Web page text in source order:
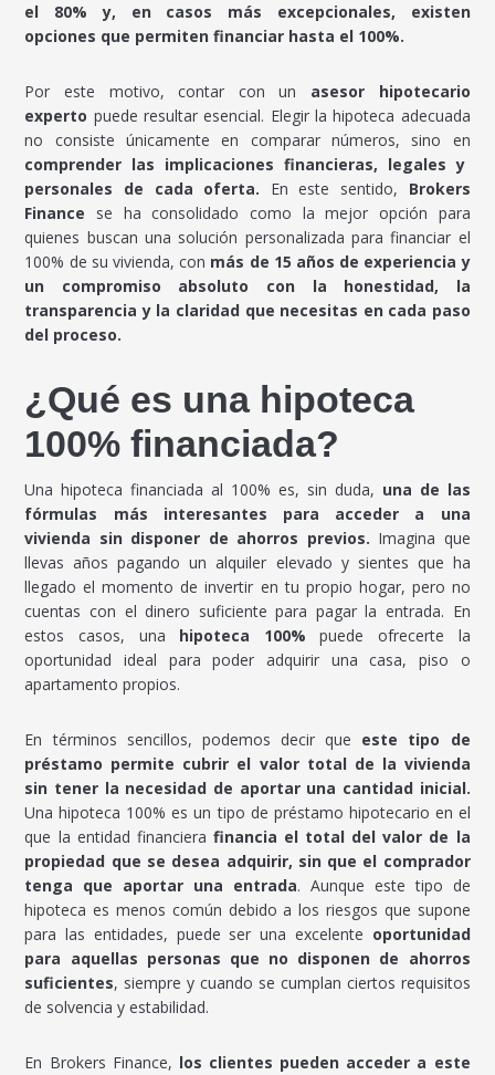
el 80% y, en casos más excepcionales, existen
opciones que permiten financiar hasta el 100%.
Por este motivo, contar con un asesor hipotecario
experto puede resultar esencial. Elegir la hipoteca adecuada
no consiste únicamente en comparar números, sino en
comprender las implicaciones financieras, legales y
personales de cada oferta. En este sentido, Brokers
Finance se ha consolidado como la mejor opción para
quienes buscan una solución personalizada para financiar el
100% de su vivienda, con más de 15 años de experiencia y
un compromiso absoluto con la honestidad, la
transparencia y la claridad que necesitas en cada paso
del proceso.
¿Qué es una hipoteca
100% financiada?
Una hipoteca financiada al 100% es, sin duda, una de las
fórmulas más interesantes para acceder a una
vivienda sin disponer de ahorros previos. Imagina que
llevas años pagando un alquiler elevado y sientes que ha
llegado el momento de invertir en tu propio hogar, pero no
cuentas con el dinero suficiente para pagar la entrada. En
estos casos, una hipoteca 100% puede ofrecerte la
oportunidad ideal para poder adquirir una casa, piso o
apartamento propios.
En términos sencillos, podemos decir que este tipo de
préstamo permite cubrir el valor total de la vivienda
sin tener la necesidad de aportar una cantidad inicial.
Una hipoteca 100% es un tipo de préstamo hipotecario en el
que la entidad financiera financia el total del valor de la
propiedad que se desea adquirir, sin que el comprador
tenga que aportar una entrada. Aunque este tipo de
hipoteca es menos común debido a los riesgos que supone
para las entidades, puede ser una excelente oportunidad
para aquellas personas que no disponen de ahorros
suficientes, siempre y cuando se cumplan ciertos requisitos
de solvencia y estabilidad.
En Brokers Finance, los clientes pueden acceder a este